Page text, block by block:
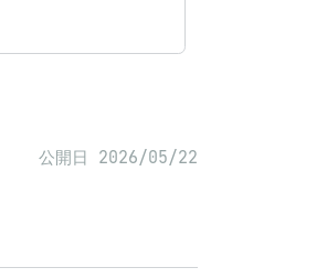
公開日 2026/05/22